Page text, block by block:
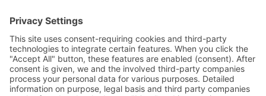
Training
(Deutsch) Wehrheim im Taunus, Usingen, Neu-Anspach, Schmitten,
Bad Homburg, Friedrichsdorf, Oberursel, im Taunus, Frankfurt,